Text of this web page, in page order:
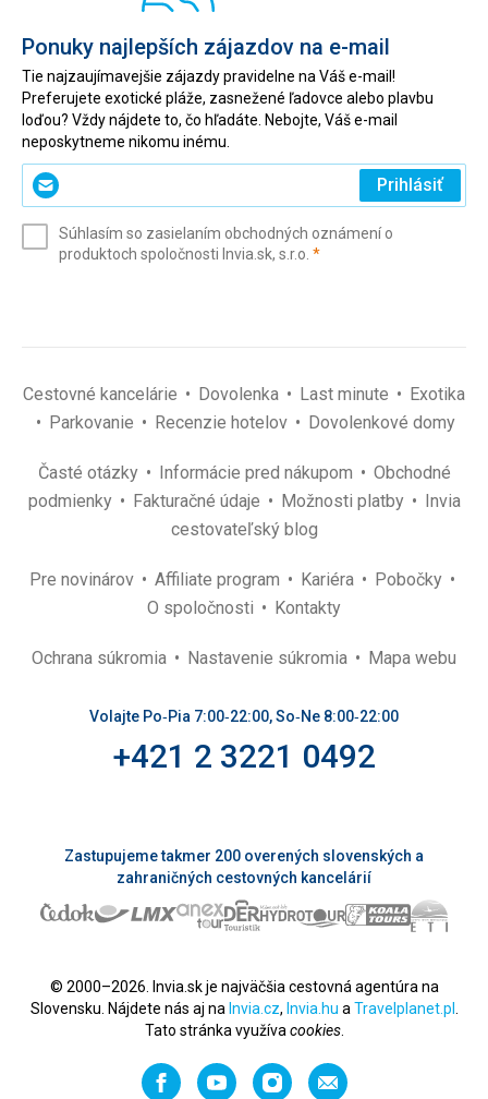
Ponuky najlepších zájazdov na e-mail
Tie najzaujímavejšie zájazdy pravidelne na Váš e-mail!
Preferujete exotické pláže, zasnežené ľadovce alebo plavbu
loďou? Vždy nájdete to, čo hľadáte. Nebojte, Váš e-mail
neposkytneme nikomu inému.
Zadajte
svoj
(povinné)
Prihlásiť
Súhlasím so zasielaním obchodných oznámení o
produktoch spoločnosti Invia.sk, s.r.o. *(povinné)
Cestovné kancelárie Dovolenka Last minute
Exotika
Parkovanie
Recenzie hotelov Dovolenkové domy
Časté otázky Informácie pred nákupom
Obchodné
podmienky
Fakturačné údaje Možnosti platby
Invia
cestovateľský blog
Pre novinárov Affiliate program Kariéra
Pobočky
O spoločnosti
Kontakty
Ochrana súkromia Nastavenie súkromia Mapa webu
Volajte Po‑Pia 7:00‑22:00, So‑Ne 8:00‑22:00
+421 2 3221 0492
Zastupujeme takmer 200 overených slovenských a
zahraničných cestovných kancelárií
© 2000–2026. Invia.sk je najväčšia cestovná agentúra na
Slovensku. Nájdete nás aj na Invia.cz, Invia.hu a Travelplanet.pl
Tato stránka využíva cookies.
FacebookYouTubeInstagramOdporučiť